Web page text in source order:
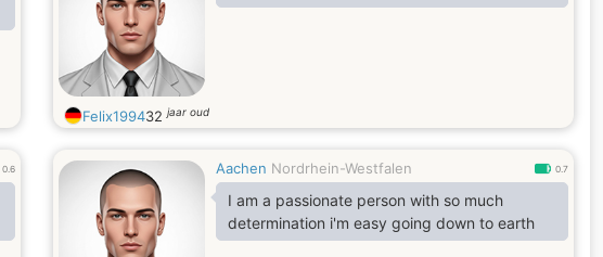
Felix199432jaar oud
0.6 Aachen Nordrhein-Westfalen 0.7
I am a passionate person with so much
determination i'm easy going down to earth